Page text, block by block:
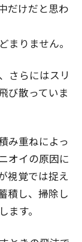
だけだと思わ
まりません。
さらにはスリ
び散っていま
み重ねによっ
オイの原因に
視覚では捉え
積し、掃除し
す。